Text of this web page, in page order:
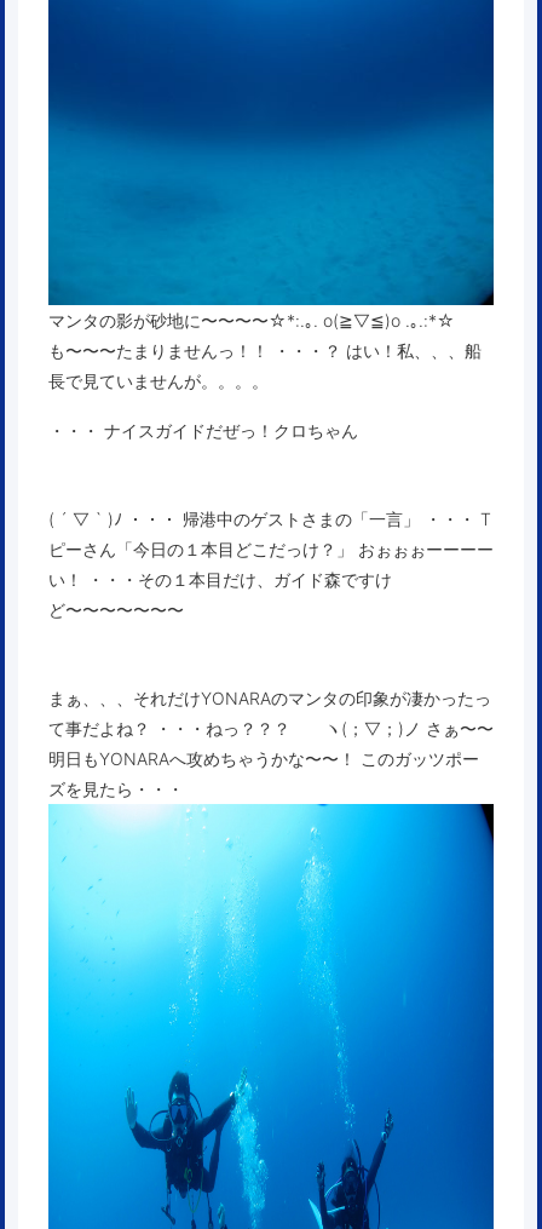
マンタの影が砂地に〜〜〜〜☆*:.｡. o(≧▽≦)o .｡.:*☆
も〜〜〜たまりませんっ！！ ・・・？ はい！私、、、船
長で見ていませんが。。。。
・・・ ナイスガイドだぜっ！クロちゃん
( ´ ▽ ` )ﾉ ・・・ 帰港中のゲストさまの「一言」 ・・・ T
ピーさん「今日の１本目どこだっけ？」 おぉぉぉーーーー
い！ ・・・その１本目だけ、ガイド森ですけ
ど〜〜〜〜〜〜〜
まぁ、、、それだけYONARAのマンタの印象が凄かったっ
て事だよね？ ・・・ねっ？？？ ヽ(；▽；)ノ さぁ〜〜
明日もYONARAへ攻めちゃうかな〜〜！ このガッツポー
ズを見たら・・・